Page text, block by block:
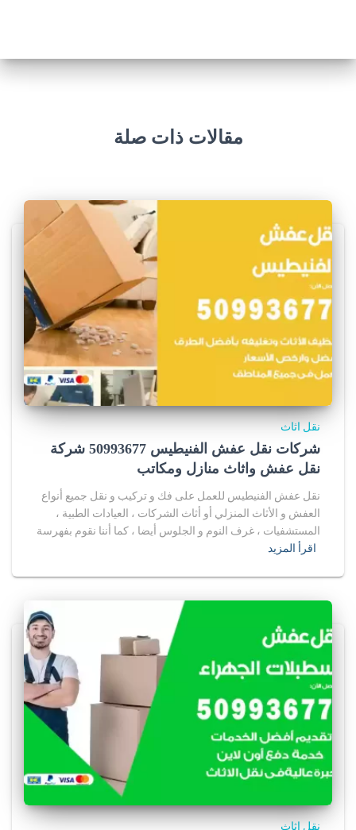
مقالات ذات صلة
نقل اثاث
شركات نقل عفش الفنيطيس 50993677 شركة
نقل عفش واثاث منازل ومكاتب
نقل عفش الفنيطيس للعمل على فك و تركيب و نقل جميع أنواع
العفش و الأثاث المنزلي أو أثاث الشركات ، العيادات الطبية ،
المستشفيات ، غرف النوم و الجلوس أيضا ، كما أننا نقوم بفهرسة
اقرأ المزيد
نقل اثاث